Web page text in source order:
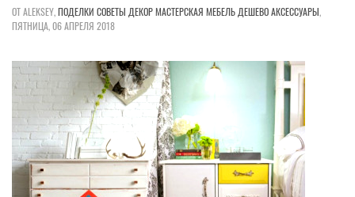
ОТ ALEKSEY,ПОДЕЛКИ СОВЕТЫ ДЕКОРМАСТЕРСКАЯ МЕБЕЛЬ ДЕШЕВОАКСЕССУАРЫ,
ПЯТНИЦА, 06 АПРЕЛЯ 2018